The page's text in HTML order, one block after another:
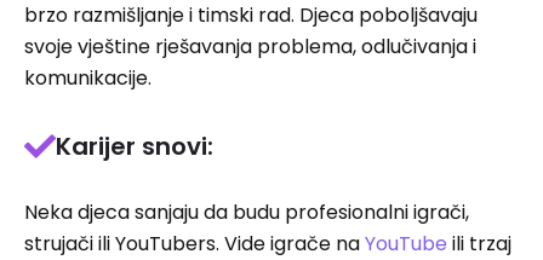
brzo razmišljanje i timski rad. Djeca poboljšavaju
svoje vještine rješavanja problema, odlučivanja i
komunikacije.
Karijer snovi:
Neka djeca sanjaju da budu profesionalni igrači,
strujači ili YouTubers. Vide igrače naYouTube ili trzaj